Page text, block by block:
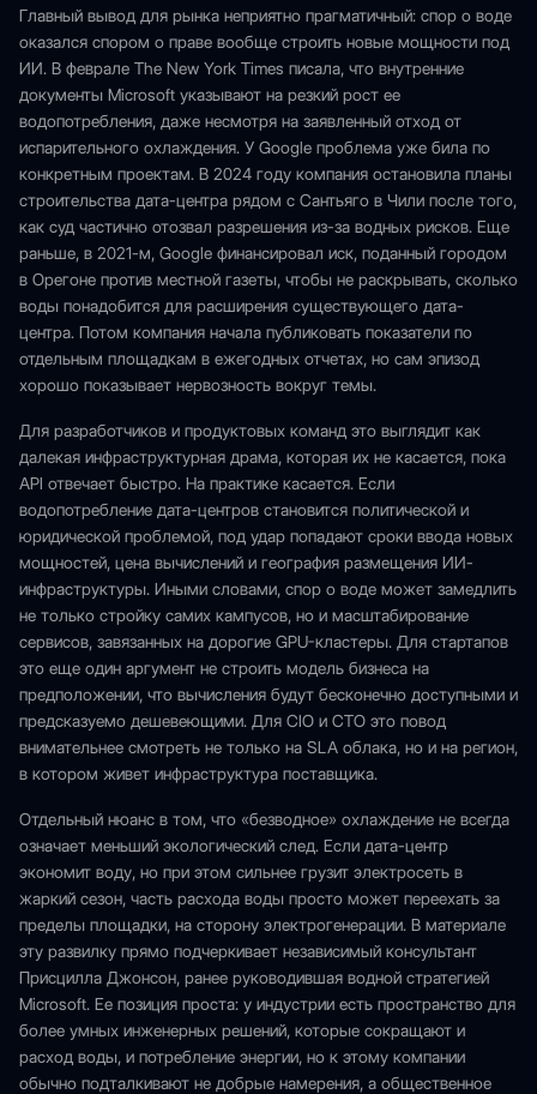
Главный вывод для рынка неприятно прагматичный: спор о воде
оказался спором о праве вообще строить новые мощности под
ИИ. В феврале The New York Times писала, что внутренние
документы Microsoft указывают на резкий рост ее
водопотребления, даже несмотря на заявленный отход от
испарительного охлаждения. У Google проблема уже била по
конкретным проектам. В 2024 году компания остановила планы
строительства дата-центра рядом с Сантьяго в Чили после того,
как суд частично отозвал разрешения из-за водных рисков. Еще
раньше, в 2021-м, Google финансировал иск, поданный городом
в Орегоне против местной газеты, чтобы не раскрывать, сколько
воды понадобится для расширения существующего дата-
центра. Потом компания начала публиковать показатели по
отдельным площадкам в ежегодных отчетах, но сам эпизод
хорошо показывает нервозность вокруг темы.
Для разработчиков и продуктовых команд это выглядит как
далекая инфраструктурная драма, которая их не касается, пока
API отвечает быстро. На практике касается. Если
водопотребление дата-центров становится политической и
юридической проблемой, под удар попадают сроки ввода новых
мощностей, цена вычислений и география размещения ИИ-
инфраструктуры. Иными словами, спор о воде может замедлить
не только стройку самих кампусов, но и масштабирование
сервисов, завязанных на дорогие GPU-кластеры. Для стартапов
это еще один аргумент не строить модель бизнеса на
предположении, что вычисления будут бесконечно доступными и
предсказуемо дешевеющими. Для CIO и CTO это повод
внимательнее смотреть не только на SLA облака, но и на регион,
в котором живет инфраструктура поставщика.
Отдельный нюанс в том, что «безводное» охлаждение не всегда
означает меньший экологический след. Если дата-центр
экономит воду, но при этом сильнее грузит электросеть в
жаркий сезон, часть расхода воды просто может переехать за
пределы площадки, на сторону электрогенерации. В материале
эту развилку прямо подчеркивает независимый консультант
Присцилла Джонсон, ранее руководившая водной стратегией
Microsoft. Ее позиция проста: у индустрии есть пространство для
более умных инженерных решений, которые сокращают и
расход воды, и потребление энергии, но к этому компании
обычно подталкивают не добрые намерения, а общественное